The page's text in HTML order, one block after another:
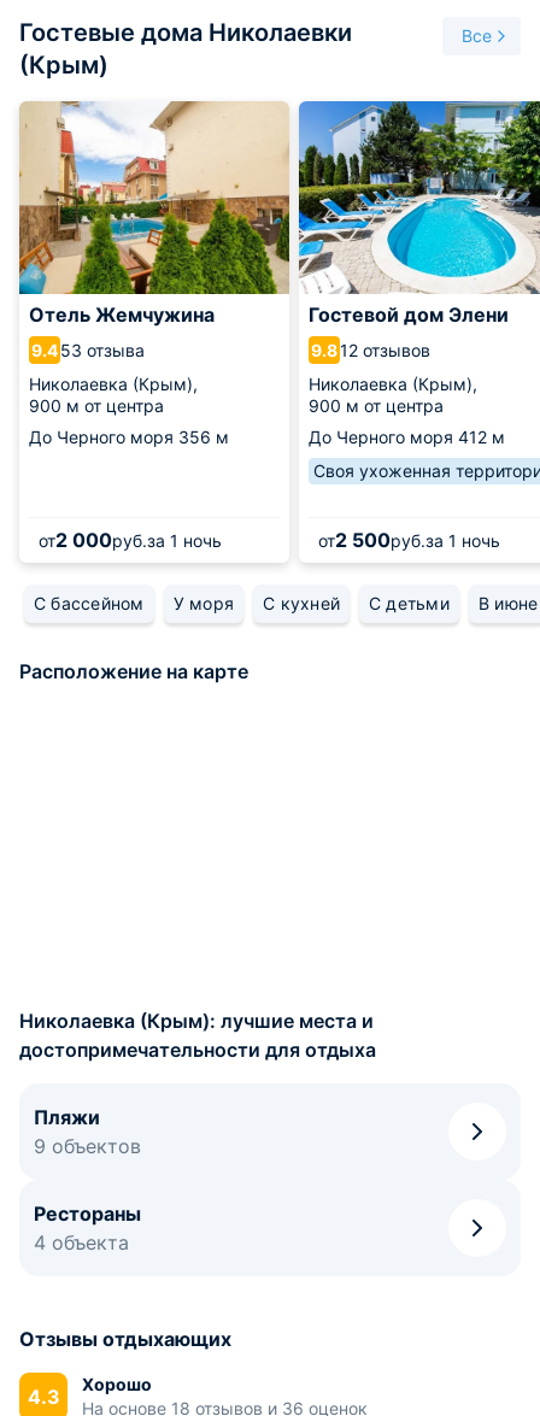
Гостевые дома Николаевки
(Крым)
Все
Отель Жемчужина
9.453 отзыва
Николаевка (Крым),
900 м от центра
До Черного моря 356 м
от2 000руб.за 1 ночь
Гостевой дом Элени
9.812 отзывов
Николаевка (Крым),
900 м от центра
До Черного моря 412 м
Своя ухоженная
от2 500руб.за 1 ночь
С бассейном У моря С кухней С детьми В июне
Расположение на карте
Николаевка (Крым): лучшие места и
достопримечательности для отдыха
Пляжи
9 объектов
Рестораны
4 объекта
Отзывы отдыхающих
4.3
Хорошо
На основе 18 отзывов и 36 оценок